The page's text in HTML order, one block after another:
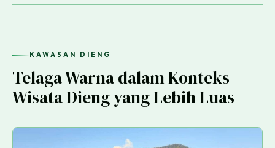
KAWASAN DIENG
Telaga Warna dalam Konteks
Wisata Dieng yang Lebih Luas